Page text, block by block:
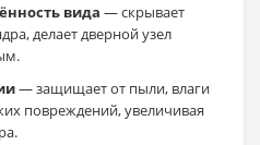
вида — скрывает
делает дверной узел
— защищает от пыли, влаги
повреждений, увеличивая